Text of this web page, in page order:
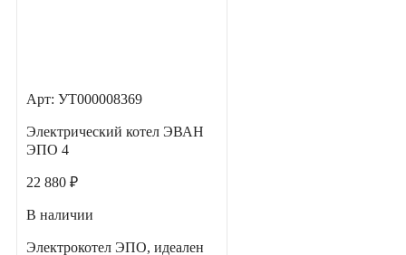
Арт: УТ000008369
Электрический котел ЭВАН
ЭПО 4
22 880 ₽
В наличии
Электрокотел ЭПО, идеален